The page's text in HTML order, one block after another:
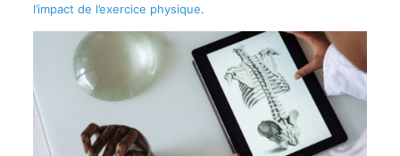
l’impact de l’exercice physique.